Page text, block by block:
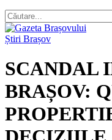
Știri Brașov
SCANDAL
BRAȘOV: